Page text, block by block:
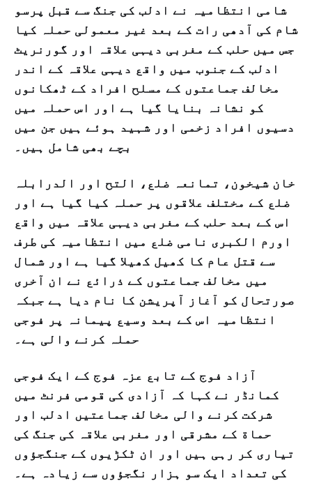
شامی انتظامیہ نے ادلب کی جنگ سے قبل پرسو
شام کی آدھی رات کے بعد غیر معمولی حملہ کیا
جس میں حلب کے مغربی دیہی علاقہ اور گورنریٹ
ادلب کے جنوب میں واقع دیہی علاقہ کے اندر
مخالف جماعتوں کے مسلح افراد کے ٹھکانوں
کو نشانہ بنایا گیا ہے اور اس حملہ میں
دسیوں افراد زخمی اور شہید ہوئے ہیں جن میں
بچے بھی شامل ہیں۔
خان شیخون، تمانعہ ضلع، التح اور الدرابلہ
ضلع کے مختلف علاقوں پر حملہ کیا گیا ہے اور
اس کے بعد حلب کے مغربی دیہی علاقہ میں واقع
اورم الکبری نامی ضلع میں انتظامیہ کی طرف
سے قتل عام کا کھیل کھیلا گیا ہے اور شمال
میں مخالف جماعتوں کے ذرائع نے ان آخری
صورتحال کو آغاز آپریشن کا نام دیا ہے جبکہ
انتظامیہ اس کے بعد وسیع پیمانہ پر فوجی
حملہ کرنے والی ہے۔
آزاد فوج کے تابع عزہ فوج کے ایک فوجی
کمانڈر نے کہا کہ آزادی کی قومی فرنٹ میں
شرکت کرنے والی مخالف جماعتیں ادلب اور
حماة کے مشرقی اور مغربی علاقہ کی جنگ کی
تیاری کر رہی ہیں اور ان ٹکڑیوں کے جنگجؤوں
کی تعداد ایک سو ہزار نگجؤوں سے زیادہ ہے۔